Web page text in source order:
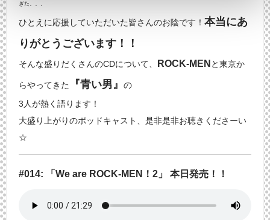
ぎた。。。
ひとえに応援していただいた皆さんのお陰です！ 本当にあ
りがとうございます！！
そんな盛りだくさんのCDについて、 ROCK-MEN と東京か
らやってきた 『青い男』
の
3人が熱く語ります！
大盛り上がりのポッドキャスト、是非是非お聴きくださーい
☆
#014: 「We are ROCK-MEN！2」 本日発売！！